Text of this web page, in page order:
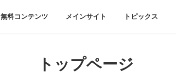
無料コンテンツ メインサイト トピックス
トップページ